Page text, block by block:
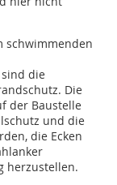
schwimmenden
die
Die
der Baustelle
und die
die Ecken
herzustellen.